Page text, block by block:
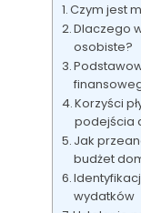
Czym jest
Dlaczego
osobiste?
Korzyści
podejścia
Jak
budżet
wydatków